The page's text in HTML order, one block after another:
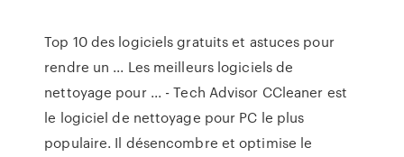
Top 10 des logiciels gratuits et astuces pour
rendre un ... Les meilleurs logiciels de
nettoyage pour ... - Tech Advisor CCleaner est
le logiciel de nettoyage pour PC le plus
populaire. Il désencombre et optimise le